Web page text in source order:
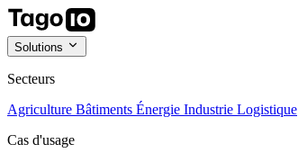
Solutions
Secteurs
Agriculture Bâtiments Énergie Industrie Logistique
Cas d'usage